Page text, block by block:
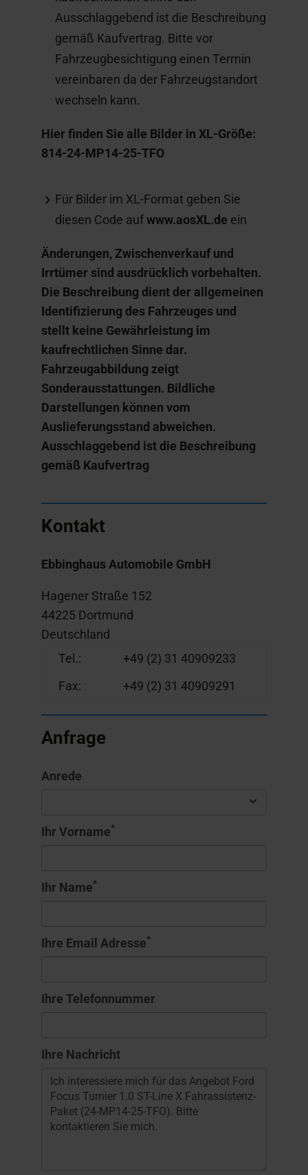
Ausschlaggebend ist die Beschreibung
gemäß Kaufvertrag. Bitte vor
Fahrzeugbesichtigung einen Termin
vereinbaren da der Fahrzeugstandort
wechseln kann.
Hier finden Sie alle Bilder in XL-Größe:
814-24-MP14-25-TFO
Für Bilder im XL-Format geben Sie
diesen Code aufwww.aosXL.de ein
Änderungen, Zwischenverkauf und
Irrtümer sind ausdrücklich vorbehalten.
Die Beschreibung dient der allgemeinen
Identifizierung des Fahrzeuges und
stellt keine Gewährleistung im
kaufrechtlichen Sinne dar.
Fahrzeugabbildung zeigt
Sonderausstattungen. Bildliche
Darstellungen können vom
Auslieferungsstand abweichen.
Ausschlaggebend ist die Beschreibung
gemäß Kaufvertrag
Kontakt
Ebbinghaus Automobile GmbH
Hagener Straße 152
44225 Dortmund
Deutschland
Tel.:
+49 (2) 31 40909233
Fax:
+49 (2) 31 40909291
Anfrage
Anrede
Ihr Vorname*
Ihr Name*
Ihre Email Adresse*
Ihre Telefonnummer
Ihre Nachricht